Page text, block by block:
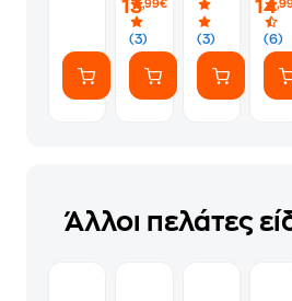
(3)
13,99€
(7
(3) (6)
14
Άλλοι πελάτες